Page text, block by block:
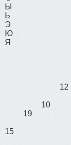
Ы
Ь
Э
Ю
Я
12
10
19
15